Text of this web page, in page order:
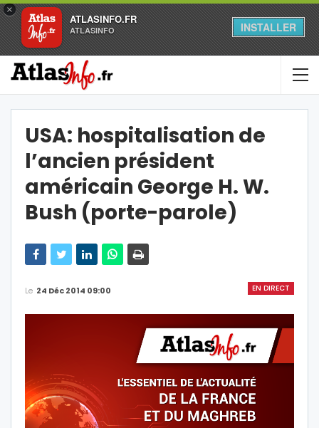
×
ATLASINFO.FR
ATLASINFO INSTALLER
USA: hospitalisation de
l’ancien président
américain George H. W.
Bush (porte-parole)
EN DIRECT
Le 24 Déc 2014 09:00